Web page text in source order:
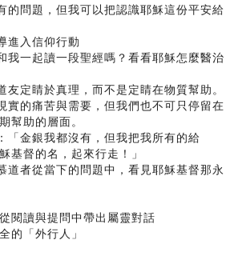
的問題，但我可以把認識耶穌這份平安給
進入信仰行動
我一起讀一段聖經嗎？看看耶穌怎麼醫治
定睛於真理，而不是定睛在物質幫助。
實的痛苦與需要，但我們也不可只停留在
幫助的層面。
「金銀我都沒有，但我把我所有的給
督的名，起來行走！」
道者從當下的問題中，看見耶穌基督那永
閱讀與提問中帶出屬靈對話
的「外行人」